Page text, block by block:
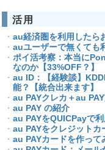
活用
au経済圏を利用したら
auユーザーで無くても
ポイ活考察：本当に
なのか【33%OFF？】
au ID：【経験談】
能？【統合出来ます】
au PAYクレカ＋au
au PAY の紹介
au PAYをQUICPayで
au PAYをクレジットカ
au PAYカードを作って